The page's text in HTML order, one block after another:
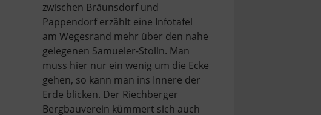
zwischen Bräunsdorf und
Pappendorf erzählt eine Infotafel
am Wegesrand mehr über den nahe
gelegenen Samueler-Stolln. Man
muss hier nur ein wenig um die Ecke
gehen, so kann man ins Innere der
Erde blicken. Der Riechberger
Bergbauverein kümmert sich auch